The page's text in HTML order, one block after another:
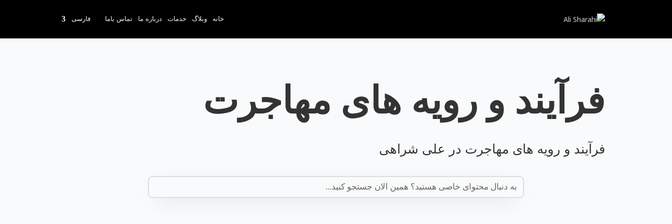
خانه وبلاگ خدمات درباره ما تماس باما فارسی
فرآیند و رویه های مهاجرت
فرآیند و رویه های مهاجرت در علی شراهی